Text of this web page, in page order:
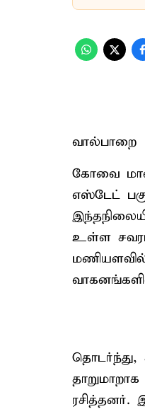
வால்பாறை
கோவை
எஸ்டேட்
உள்ள
ரசித்தனர்.